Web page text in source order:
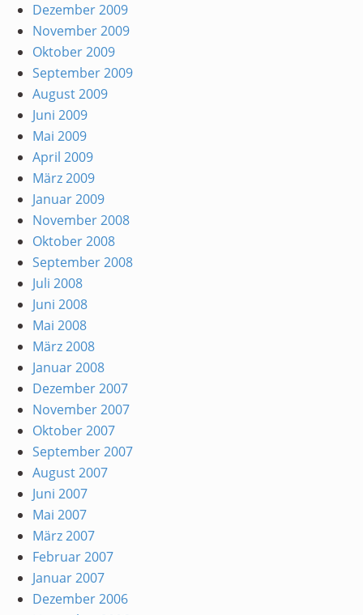
Dezember 2009
November 2009
Oktober 2009
September 2009
August 2009
Juni 2009
Mai 2009
April 2009
März 2009
Januar 2009
November 2008
Oktober 2008
September 2008
Juli 2008
Juni 2008
Mai 2008
März 2008
Januar 2008
Dezember 2007
November 2007
Oktober 2007
September 2007
August 2007
Juni 2007
Mai 2007
März 2007
Februar 2007
Januar 2007
Dezember 2006